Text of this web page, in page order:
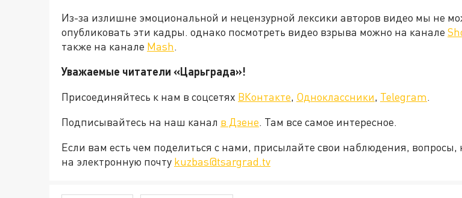
Из-за излишне эмоциональной и нецензурной лексики авторов видео мы не
опубликовать эти кадры. однако посмотреть видео взрыва можно на канале
также на канале Mash.
Уважаемые читатели «Царьграда»!
Присоединяйтесь к нам в соцсетях ВКонтакте, Одноклассники, Telegram.
Подписывайтесь на наш канал в Дзене. Там все самое интересное.
Если вам есть чем поделиться с нами, присылайте свои наблюдения, вопросы,
на электронную почту kuzbas@tsargrad.tv